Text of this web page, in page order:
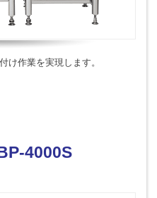
け作業を実現します。
4000S